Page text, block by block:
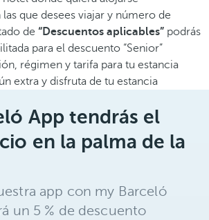
las que desees viajar y número de
de “Descuentos aplicables” podrás
para el descuento “Senior”
régimen y tarifa para tu estancia
extra y disfruta de tu estancia
App tendrás el
en la palma de la
app con my Barceló
un 5 % de descuento